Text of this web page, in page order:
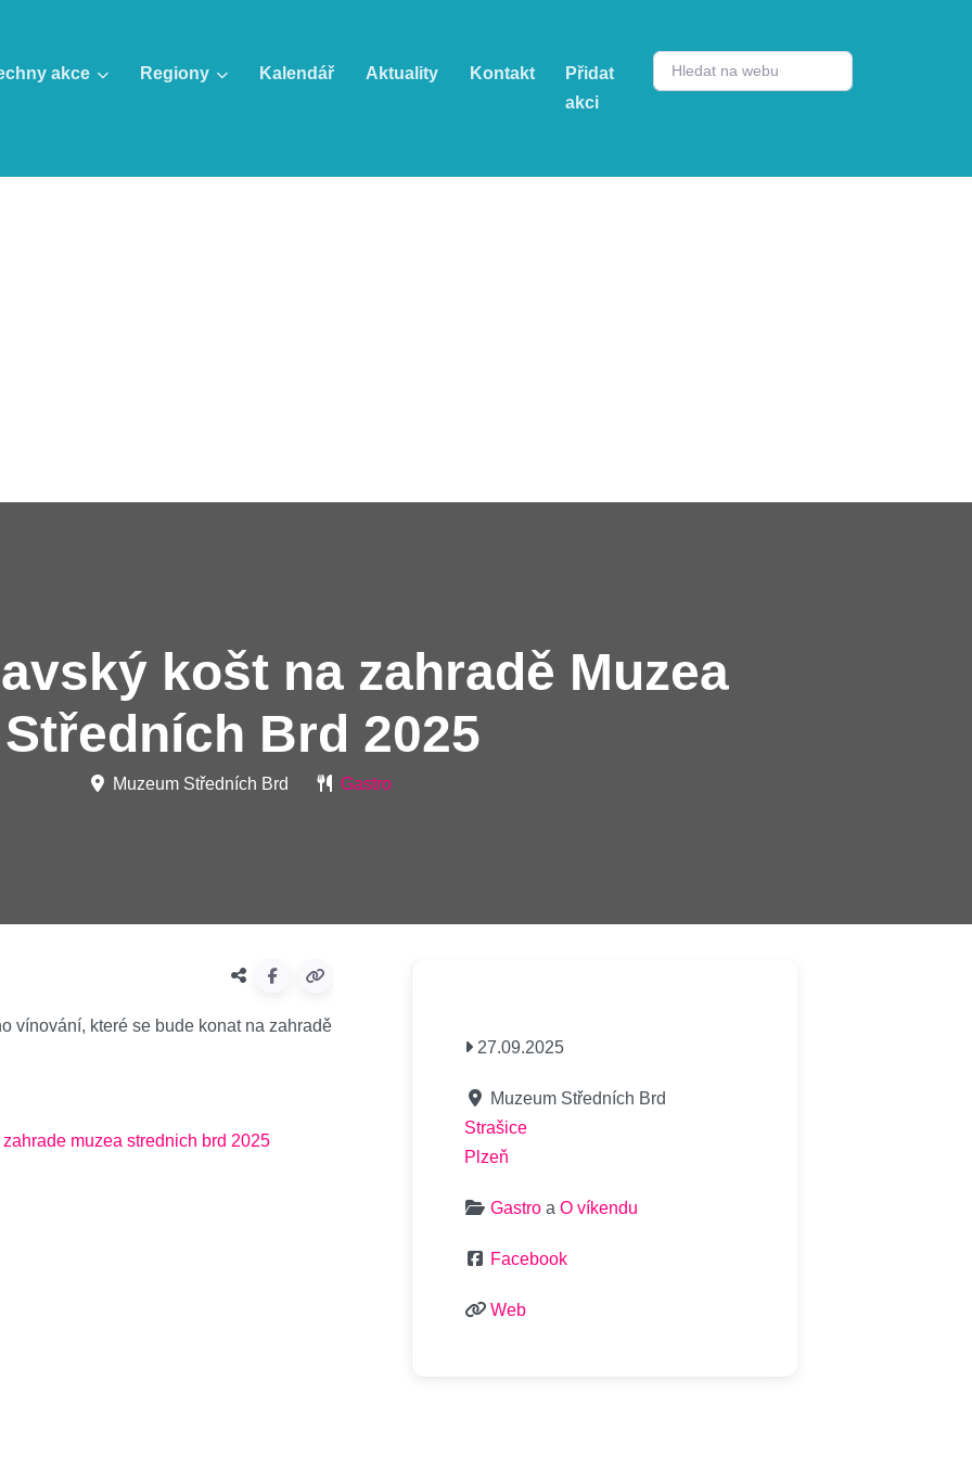
akce Regiony Kalendář Aktuality Kontakt
Přidat
akci
košt na zahradě Muzea
Středních Brd 2025
Muzeum Středních Brd Gastro
vínování, které se bude konat na zahradě
27.09.2025
Muzeum Středních Brd
Strašice
Plzeň
Gastro a O víkendu
Facebook
Web